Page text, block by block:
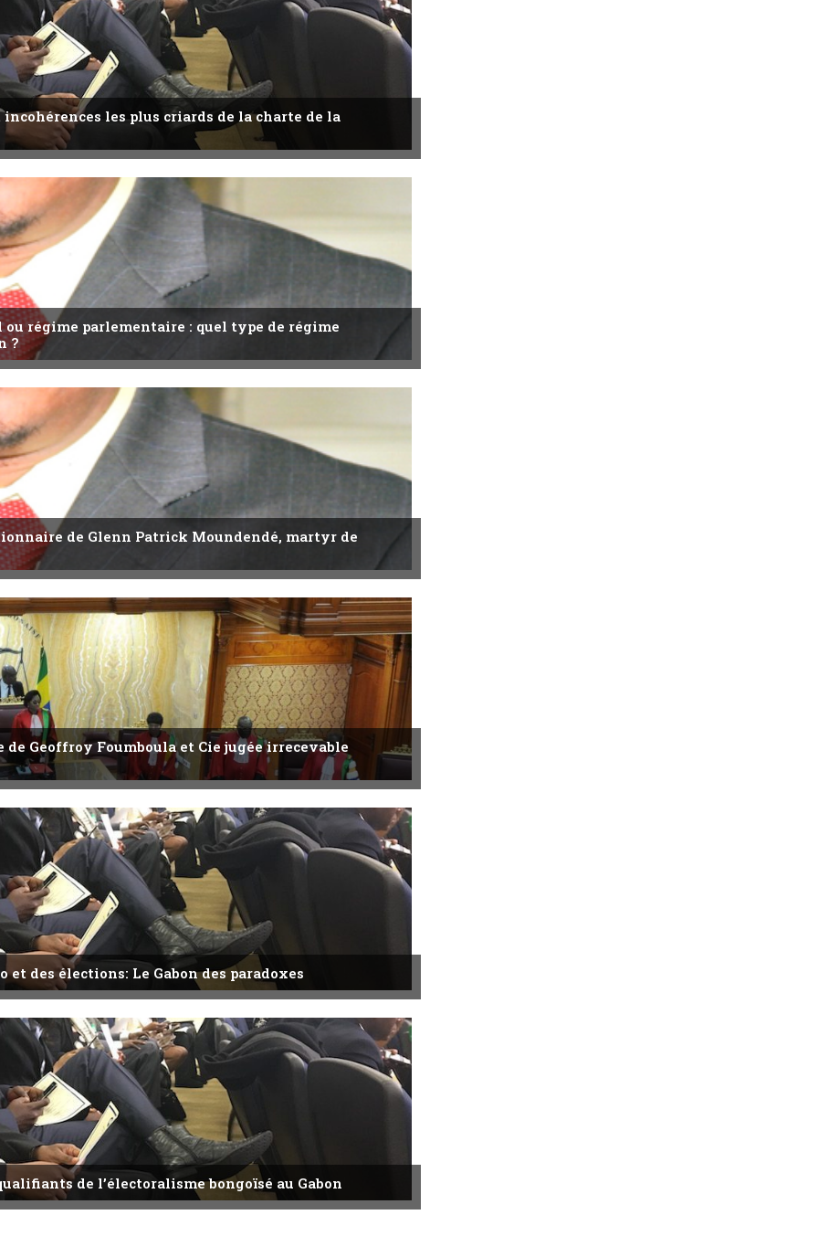
les plus criards de la charte de la
régime parlementaire : quel type de régime
?
de Glenn Patrick Moundendé, martyr de
Geoffroy Foumboula et Cie jugée irrecevable
et des élections: Le Gabon des paradoxes
de l’électoralisme bongoïsé au Gabon